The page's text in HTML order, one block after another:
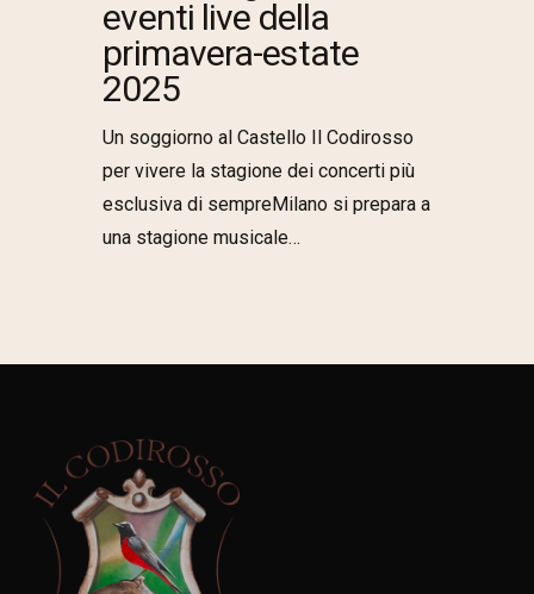
eventi live della
primavera-estate
2025
Un soggiorno al Castello Il Codirosso
per vivere la stagione dei concerti più
esclusiva di sempreMilano si prepara a
una stagione musicale…